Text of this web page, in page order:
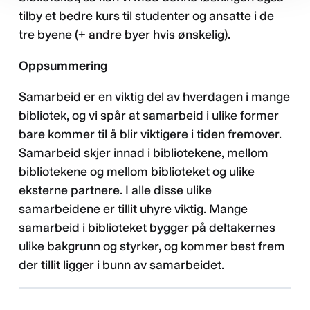
tilby et bedre kurs til studenter og ansatte i de
tre byene (+ andre byer hvis ønskelig).
Oppsummering
Samarbeid er en viktig del av hverdagen i mange
bibliotek, og vi spår at samarbeid i ulike former
bare kommer til å blir viktigere i tiden fremover.
Samarbeid skjer innad i bibliotekene, mellom
bibliotekene og mellom biblioteket og ulike
eksterne partnere. I alle disse ulike
samarbeidene er tillit uhyre viktig. Mange
samarbeid i biblioteket bygger på deltakernes
ulike bakgrunn og styrker, og kommer best frem
der tillit ligger i bunn av samarbeidet.